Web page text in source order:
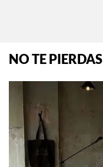
NO TE PIERDAS